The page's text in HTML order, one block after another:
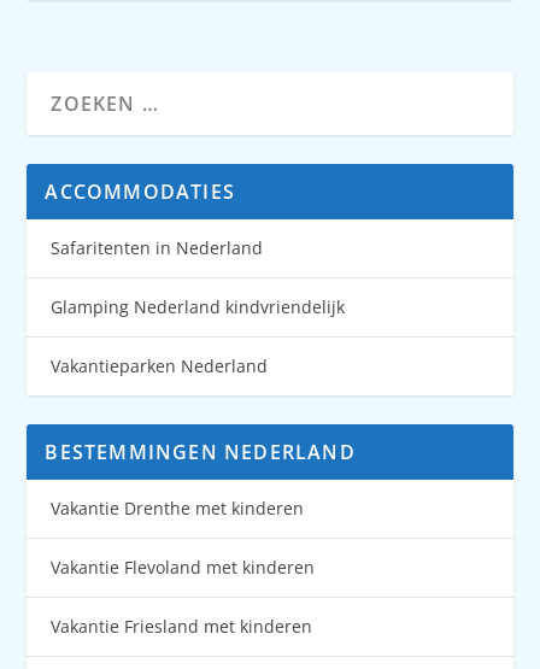
ACCOMMODATIES
Safaritenten in Nederland
Glamping Nederland kindvriendelijk
Vakantieparken Nederland
BESTEMMINGEN NEDERLAND
Vakantie Drenthe met kinderen
Vakantie Flevoland met kinderen
Vakantie Friesland met kinderen